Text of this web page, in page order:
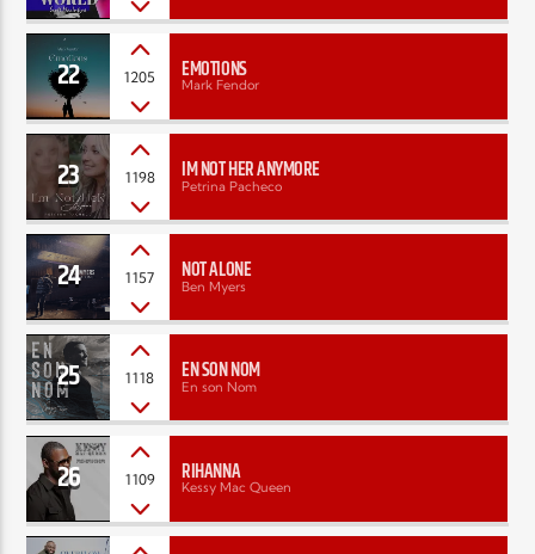
22 1205 EMOTIONS
Mark Fendor
23 1198 IM NOT HER ANYMORE
Petrina Pacheco
24 1157 NOT ALONE
Ben Myers
25 1118 EN SON NOM
En son Nom
26 1109 RIHANNA
Kessy Mac Queen